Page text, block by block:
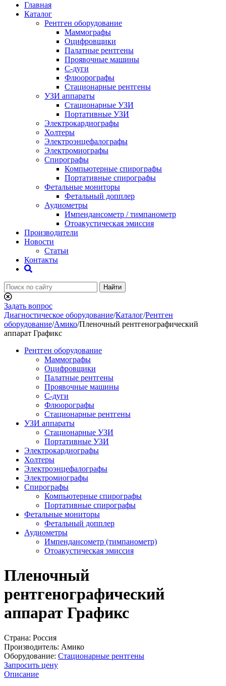
Главная
Каталог
Рентген оборудование
Маммографы
Оцифровщики
Палатные рентгены
Проявочные машины
С-дуги
Флюорографы
Стационарные рентгены
УЗИ аппараты
Стационарные УЗИ
Портативные УЗИ
Электрокардиографы
Холтеры
Электроэнцефалографы
Электромиографы
Спирографы
Компьютерные спирографы
Портативные спирографы
Фетальные мониторы
Фетальный допплер
Аудиометры
Импендансометр / тимпанометр
Отоакустическая эмиссия
Производители
Новости
Статьи
Контакты
Найти
Задать вопрос
Диагностическое оборудование/Каталог/Рентген
оборудование/Амико/Пленочный рентгенографический
аппарат Графикс
Рентген оборудование
Маммографы
Оцифровщики
Палатные рентгены
Проявочные машины
С-дуги
Флюорографы
Стационарные рентгены
УЗИ аппараты
Стационарные УЗИ
Портативные УЗИ
Электрокардиографы
Холтеры
Электроэнцефалографы
Электромиографы
Спирографы
Компьютерные спирографы
Портативные спирографы
Фетальные мониторы
Фетальный допплер
Аудиометры
Импендансометр (тимпанометр)
Отоакустическая эмиссия
Пленочный
рентгенографический
аппарат Графикс
Страна: Россия
Производитель: Амико
Оборудование: Стационарные рентгены
Запросить цену
Описание